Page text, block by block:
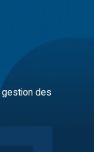
gestion des